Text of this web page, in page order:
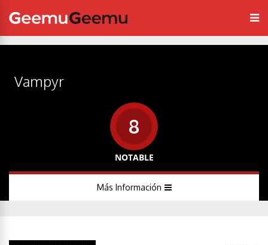
Vampyr
8
NOTABLE
Más Información